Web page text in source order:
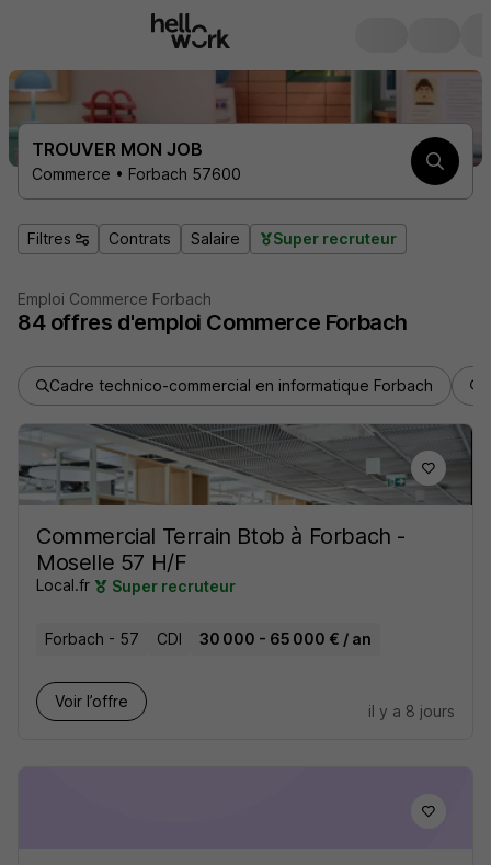
TROUVER MON JOB
Commerce • Forbach 57600
Filtres Contrats Salaire Super recruteur
Emploi Commerce Forbach
84 offres d'emploi Commerce Forbach
Cadre technico-commercial en informatique Forbach
Commercial Terrain Btob à Forbach -
Moselle 57 H/F
Local.fr Super recruteur
Forbach - 57 CDI 30 000 - 65 000 € / an
Voir l’offre
il y a 8 jours